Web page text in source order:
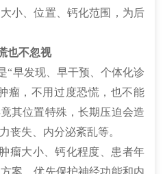
小、位置、钙化范围，为后
也不忽视
“早发现、早干预、个体化诊
瘤，不用过度恐慌，也不能
其位置特殊，长期压迫会造
丧失、内分泌紊乱等。
瘤大小、钙化程度、患者年
案，优先保护神经功能和内